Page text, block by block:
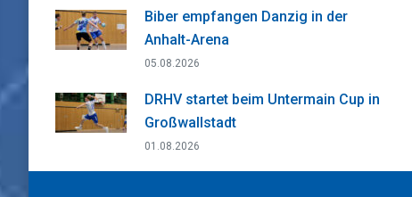
Biber empfangen Danzig in der
Anhalt-Arena
05.08.2026
DRHV startet beim Untermain Cup in
Großwallstadt
01.08.2026